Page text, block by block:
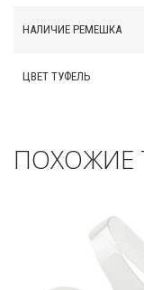
НАЛИЧИЕ РЕМЕШКА
ЦВЕТ ТУФЕЛЬ
ПОХОЖИЕ